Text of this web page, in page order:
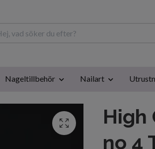
Nageltillbehör Nailart
High
no 4